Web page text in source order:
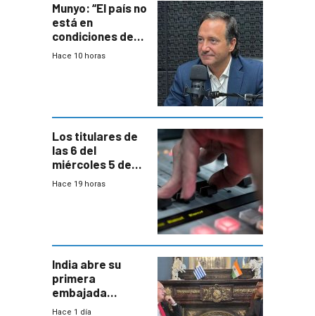
Munyo: “El país no
está en
condiciones de
enfrentar una
Hace 10 horas
Los titulares de
las 6 del
miércoles 5 de
agosto de 2026
Hace 19 horas
India abre su
primera
embajada
residente en
Hace 1 día